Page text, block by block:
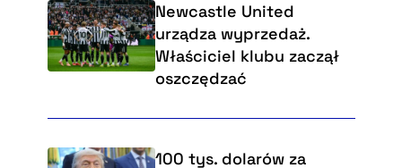
Newcastle United
urządza wyprzedaż.
Właściciel klubu zaczął
oszczędzać
100 tys. dolarów za